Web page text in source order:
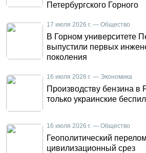
Петербургского Горного
17 июля 2026 г. — Общество
В Горном университете
выпустили первых
поколения
16 июля 2026 г. — Экономика
Производству бензина
только украинские
16 июля 2026 г. — Общество
Геополитический
цивилизационный срез